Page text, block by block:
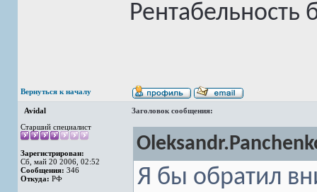
Рентабельность
Вернуться к началу
Avidal
Заголовок сообщения:
Старший специалист
Зарегистрирован:
Сб, май 20 2006, 02:52
Сообщения: 346
Откуда: РФ
Я бы обратил